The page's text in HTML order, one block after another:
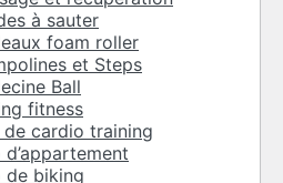
à sauter
foam roller
et Steps
Ball
fitness
cardio training
d’appartement
de biking